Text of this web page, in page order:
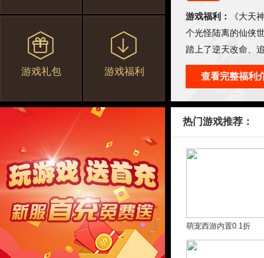
游戏礼包 游戏福利
游戏福利：
《大天
个光怪陆离的仙侠
踏上了逆天改命、
查看完整福利
热门游戏推荐：
萌宠西游内置0.1折